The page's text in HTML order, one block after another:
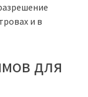
и в
для